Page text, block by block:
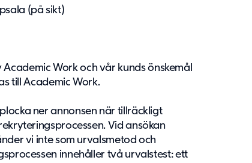
(på sikt)
Work och vår kunds önskemål
till Academic Work.
ner annonsen när tillräckligt
Vid ansökan
vi inte som urvalsmetod och
innehåller två urvalstest: ett